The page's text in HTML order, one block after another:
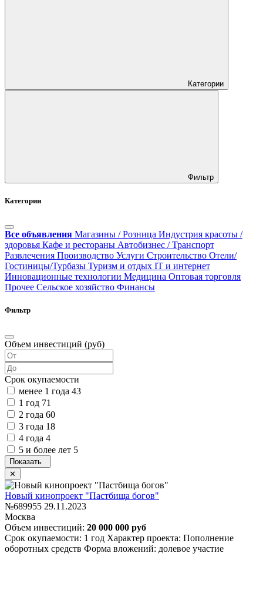
Категории
Фильтр
Категории
Все объявления Магазины / Розница Индустрия красоты /
здоровья Кафе и рестораны Автобизнес / Транспорт
Развлечения Производство Услуги Строительство Отели/
Гостиницы/Турбазы Туризм и отдых IT и интернет
Инновационные технологии Медицина Оптовая торговля
Прочее Сельское хозяйство Финансы
Фильтр
Объем инвестиций (руб)
Срок окупаемости
менее 1 года 43
1 год 71
2 года 60
3 года 18
4 года 4
5 и более лет 5
Новый кинопроект "Пастбища богов"
№689955 29.11.2023
Москва
Объем инвестиций: 20 000 000 руб
Срок окупаемости: 1 год Характер проекта: Пополнение
оборотных средств Форма вложений: долевое участие